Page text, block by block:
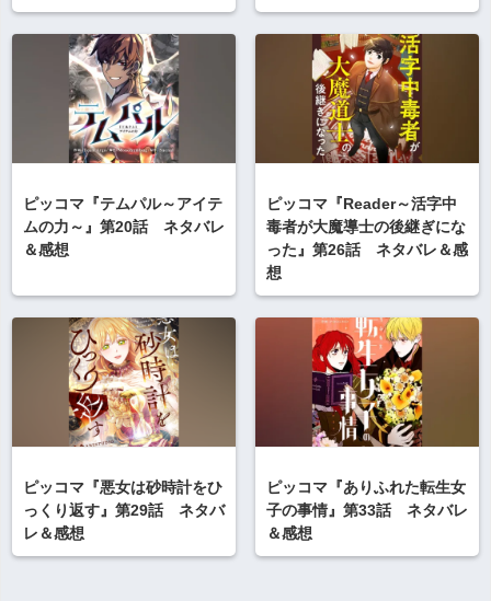
ピッコマ『テムパル～アイテ
ムの力～』第20話 ネタバレ
＆感想
ピッコマ『Reader～活字中
毒者が大魔導士の後継ぎにな
った』第26話 ネタバレ＆感
想
ピッコマ『悪女は砂時計をひ
っくり返す』第29話 ネタバ
レ＆感想
ピッコマ『ありふれた転生女
子の事情』第33話 ネタバレ
＆感想